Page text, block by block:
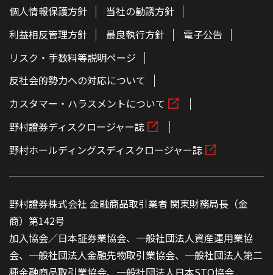
個人情報保護方針
当社の勧誘方針
利益相反管理方針
最良執行方針
電子公告
リスク・手数料等説明ページ
反社会的勢力への対応について
カスタマー・ハラスメントについて
野村證券ディスクロージャー誌
野村ホールディングスディスクロージャー誌
野村證券株式会社 金融商品取引業者 関東財務局長（金
商）第142号
加入協会／日本証券業協会、一般社団法人資産運用業協
会、一般社団法人金融先物取引業協会、一般社団法人第二